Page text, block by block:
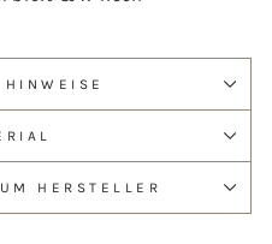
HERSTELLER